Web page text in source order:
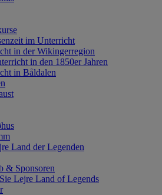
im Unterricht
in der Wikingerregion
in den 1850er Jahren
in Båldalen
Land der Legenden
& Sponsoren
Lejre Land of Legends